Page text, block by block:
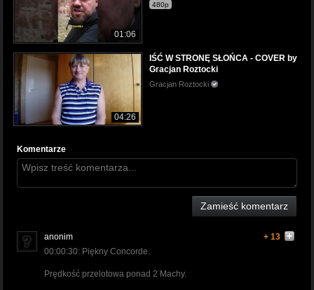
01:06
480p
04:26
IŚĆ W STRONĘ SŁOŃCA - COVER by
Gracjan Roztocki
Gracjan Roztocki
Komentarze
Zamieść komentarz
anonim
+ 13
00:00:30: Piękny Concorde.
Prędkość przelotowa ponad 2 Machy.